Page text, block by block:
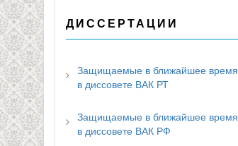
ДИССЕРТАЦИИ
Защищаемые в ближайшее время
в диссовете ВАК РТ
Защищаемые в ближайшее время
в диссовете ВАК РФ